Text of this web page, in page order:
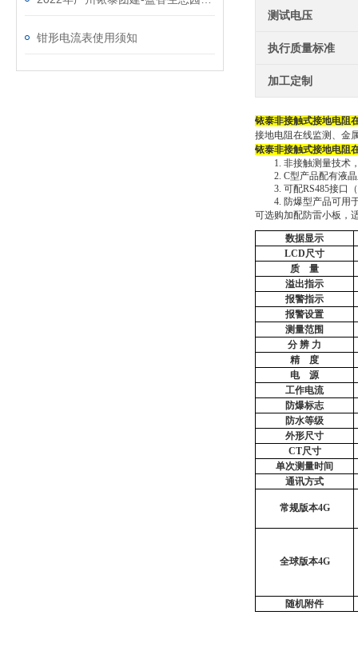
钳形电流表使用须知
测试电压
执行质量标准
加工定制
铱泰非接触式接地电阻
接地电阻在线监测、金
铱泰非接触式接地电阻
1. 非接触测量技术
2. C型产品配有液
3. 可配RS485接口
4. 防爆型产品可用
可选购加配防雷小板，
数据显示
LCD尺寸
质
量
溢出指示
报警指示
报警设置
测量范围
分 辨 力
精
度
电
源
工作电流
防爆标志
防水等级
外形尺寸
CT尺寸
单次测量时间
通讯方式
常规版本4G
全球版本4G
随机附件